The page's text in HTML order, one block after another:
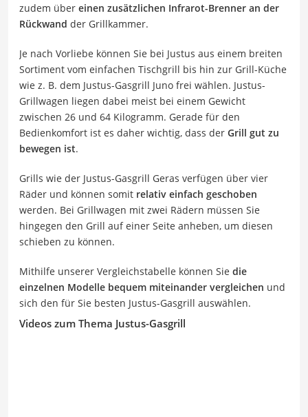
zudem über einen zusätzlichen Infrarot-Brenner an der
Rückwand der Grillkammer.
Je nach Vorliebe können Sie bei Justus aus einem breiten
Sortiment vom einfachen Tischgrill bis hin zur Grill-Küche
wie z. B. dem Justus-Gasgrill Juno frei wählen. Justus-
Grillwagen liegen dabei meist bei einem Gewicht
zwischen 26 und 64 Kilogramm. Gerade für den
Bedienkomfort ist es daher wichtig, dass der Grill gut zu
bewegen ist.
Grills wie der Justus-Gasgrill Geras verfügen über vier
Räder und können somit relativ einfach geschoben
werden. Bei Grillwagen mit zwei Rädern müssen Sie
hingegen den Grill auf einer Seite anheben, um diesen
schieben zu können.
Mithilfe unserer Vergleichstabelle können Sie die
einzelnen Modelle bequem miteinander vergleichen und
sich den für Sie besten Justus-Gasgrill auswählen.
Videos zum Thema Justus-Gasgrill